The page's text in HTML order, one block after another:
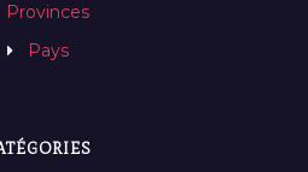
Provinces
Pays